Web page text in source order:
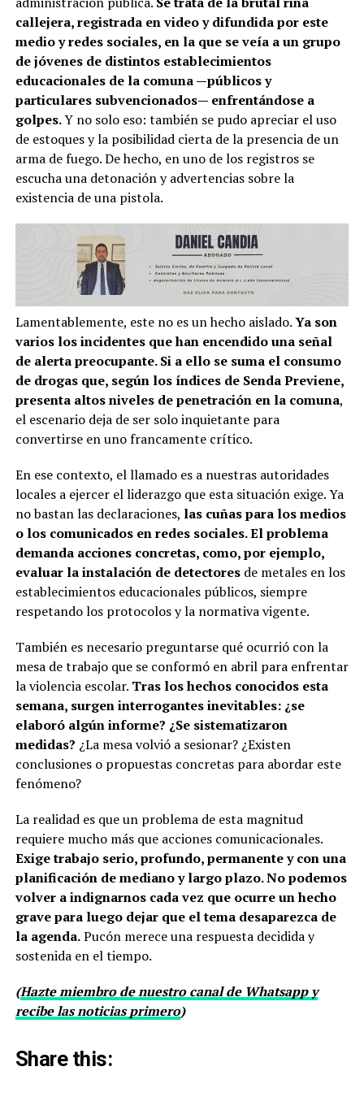
callejera, registrada en video y difundida por este
medio y redes sociales, en la que se veía a un grupo
de jóvenes de distintos establecimientos
educacionales de la comuna —públicos y
particulares subvencionados— enfrentándose a
golpes.Y no solo eso: también se pudo apreciar el uso
de estoques y la posibilidad cierta de la presencia de un
arma de fuego. De hecho, en uno de los registros se
escucha una detonación y advertencias sobre la
existencia de una pistola.
Lamentablemente, este no es un hecho aislado.Ya son
varios los incidentes que han encendido una señal
de alerta preocupante. Si a ello se suma el consumo
de drogas que, según los índices de Senda Previene,
presenta altos niveles de penetración en la comuna,
el escenario deja de ser solo inquietante para
convertirse en uno francamente crítico.
En ese contexto, el llamado es a nuestras autoridades
locales a ejercer el liderazgo que esta situación exige. Ya
no bastan las declaraciones, las cuñas para los medios
o los comunicados en redes sociales. El problema
demanda acciones concretas, como, por ejemplo,
evaluar la instalación de detectoresde metales en los
establecimientos educacionales públicos, siempre
respetando los protocolos y la normativa vigente.
También es necesario preguntarse qué ocurrió con la
mesa de trabajo que se conformó en abril para enfrentar
la violencia escolar. Tras los hechos conocidos esta
semana, surgen interrogantes inevitables: ¿se
elaboró algún informe? ¿Se sistematizaron
medidas? ¿La mesa volvió a sesionar? ¿Existen
conclusiones o propuestas concretas para abordar este
fenómeno?
La realidad es que un problema de esta magnitud
requiere mucho más que acciones comunicacionales.
Exige trabajo serio, profundo, permanente y con una
planificación de mediano y largo plazo. No podemos
volver a indignarnos cada vez que ocurre un hecho
grave para luego dejar que el tema desaparezca de
la agenda.Pucón merece una respuesta decidida y
sostenida en el tiempo.
(Hazte miembro de nuestro canal de Whatsapp y
recibe las noticias primero)
Share this: